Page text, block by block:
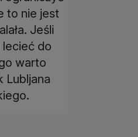
to nie jest
Jeśli
lecieć do
warto
Lubljana